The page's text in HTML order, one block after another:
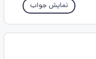
نمایش جواب